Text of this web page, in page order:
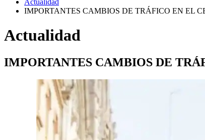
Actualidad
IMPORTANTES CAMBIOS DE TRÁFICO EN EL
Actualidad
IMPORTANTES CAMBIOS DE